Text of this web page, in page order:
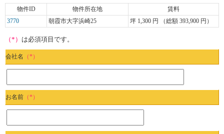
物件ID 物件所在地
賃料
3770
朝霞市大字浜崎25 坪 1,300 円 （総額 393,900 円）
（*） は必須項目です。
会社名 （*）
お名前 （*）